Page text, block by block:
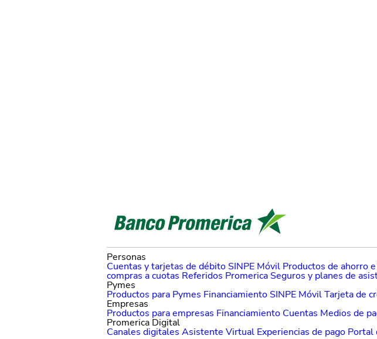
Personas
Cuentas y tarjetas de débito SINPE Móvil Productos de ahorro
compras a cuotas Referidos Promerica Seguros y planes de
Pymes
Productos para Pymes Financiamiento SINPE MóvilTarjeta de
Empresas
Productos para empresas Financiamiento Cuentas Medios de
Promerica Digital
Canales digitales Asistente Virtual Experiencias de pago Portal